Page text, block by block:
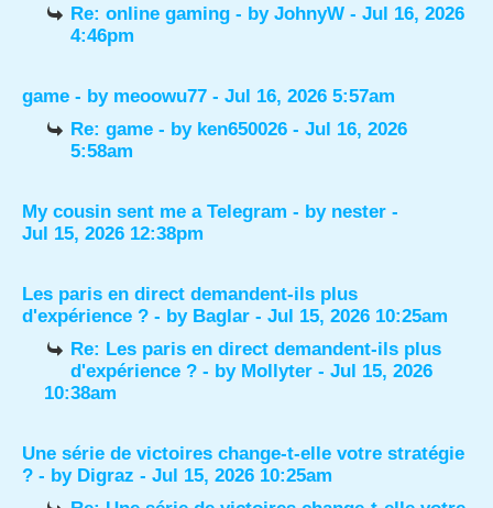
Re: online gaming - byJohnyW - Jul 16, 2026
4:46pm
game - by meoowu77 - Jul 16, 2026 5:57am
Re: game - by ken650026 - Jul 16, 2026
5:58am
My cousin sent me a Telegram - by nester -
Jul 15, 2026 12:38pm
Les paris en direct demandent-ils plus
d'expérience ? - by Baglar - Jul 15, 2026 10:25am
Re: Les paris en direct demandent-ils plus
d'expérience ? - by Mollyter - Jul 15, 2026
10:38am
Une série de victoires change-t-elle votre stratégie
? - by Digraz - Jul 15, 2026 10:25am